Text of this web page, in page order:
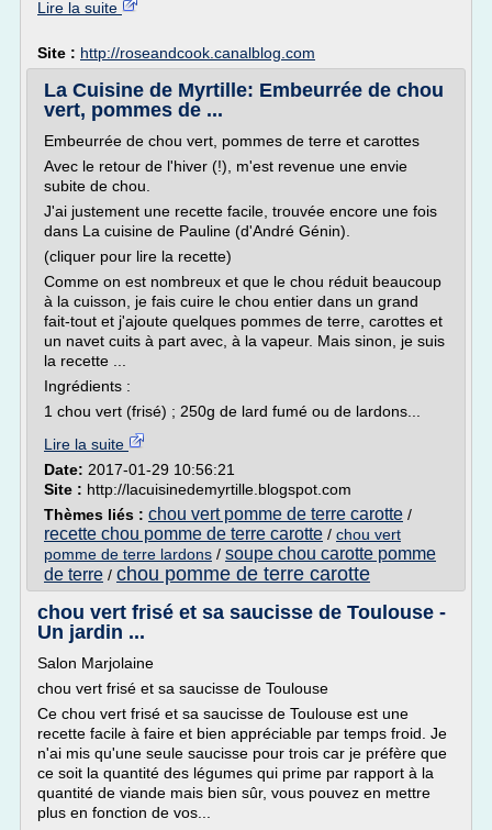
Lire la suite
Site : http://roseandcook.canalblog.com
La Cuisine de Myrtille: Embeurrée de chou
vert, pommes de ...
Embeurrée de chou vert, pommes de terre et carottes
Avec le retour de l'hiver (!), m'est revenue une envie
subite de chou.
J'ai justement une recette facile, trouvée encore une fois
dans La cuisine de Pauline (d'André Génin).
(cliquer pour lire la recette)
Comme on est nombreux et que le chou réduit beaucoup
à la cuisson, je fais cuire le chou entier dans un grand
fait-tout et j'ajoute quelques pommes de terre, carottes et
un navet cuits à part avec, à la vapeur. Mais sinon, je suis
la recette ...
Ingrédients :
1 chou vert (frisé) ; 250g de lard fumé ou de lardons...
Lire la suite
Date: 2017-01-29 10:56:21
Site : http://lacuisinedemyrtille.blogspot.com
Thèmes liés : chou vert pomme de terre carotte /
recette chou pomme de terre carotte / chou vert
pomme de terre lardons / soupe chou carotte pomme
de terre / chou pomme de terre carotte
chou vert frisé et sa saucisse de Toulouse -
Un jardin ...
Salon Marjolaine
chou vert frisé et sa saucisse de Toulouse
Ce chou vert frisé et sa saucisse de Toulouse est une
recette facile à faire et bien appréciable par temps froid. Je
n'ai mis qu'une seule saucisse pour trois car je préfère que
ce soit la quantité des légumes qui prime par rapport à la
quantité de viande mais bien sûr, vous pouvez en mettre
plus en fonction de vos...